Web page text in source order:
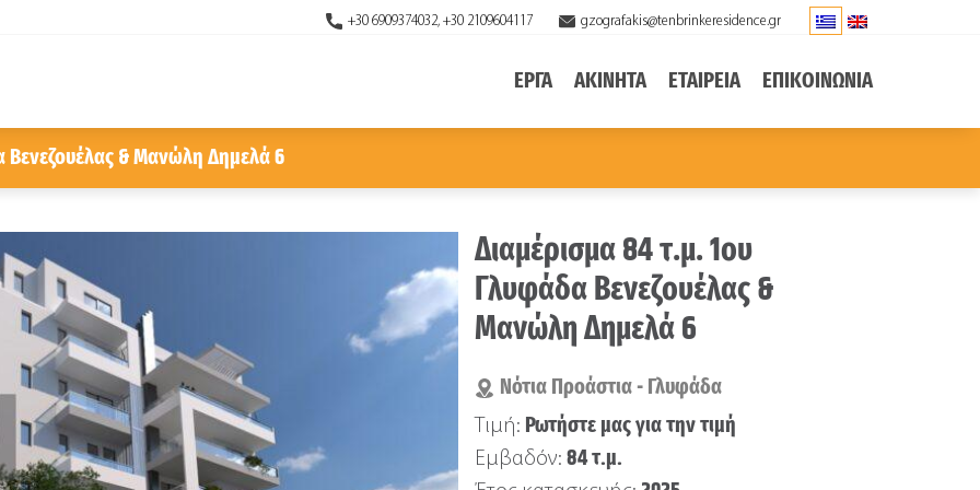
+30 6909374032, +30 2109604117 gzografakis@tenbrinkeresidence.gr
ΕΡΓΑ ΑΚΙΝΗΤΑ ΕΤΑΙΡΕΙΑ ΕΠΙΚΟΙΝΩΝΙΑ
Βενεζουέλας & Μανώλη Δημελά 6
Διαμέρισμα 84 τ.μ. 1ου
Γλυφάδα Βενεζουέλας &
Μανώλη Δημελά 6
Νότια Προάστια - Γλυφάδα
Τιμή: Ρωτήστε μας για την τιμή
Εμβαδόν: 84 τ.μ.